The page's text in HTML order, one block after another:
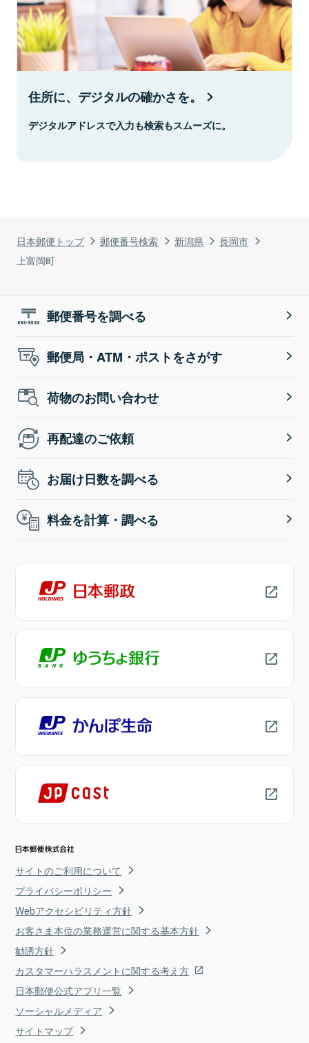
日本郵便トップ 郵便番号検索 新潟県
長岡市
上富岡町
住所に、デジタルの確かさを。
デジタルアドレスで入力も検索もスムーズに。
郵便番号を調べる
郵便局・ATM・ポストをさがす
荷物のお問い合わせ
再配達のご依頼
お届け日数を調べる
料金を計算・調べる
サイトのご利用について
プライバシーポリシー
Webアクセシビリティ方針
お客さま本位の業務運営に関する基本方針
勧誘方針
カスタマーハラスメントに関する考え方
日本郵便公式アプリ一覧
ソーシャルメディア
サイトマップ